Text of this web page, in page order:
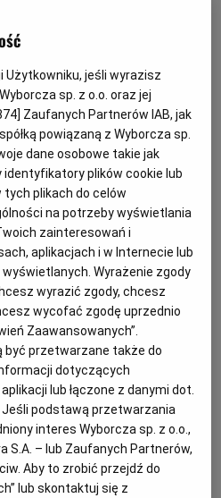
z dnia 29 stycznia
publicznych, który
zastosowanie
- ceny realizacji
w sytuacji gdy
jest powszechnie
standardy
kryterium przy
dyspozycja art.
praktyce skutkuje
możliwości
ceny jako
ofert.
art. 91 ust. 2a
Użytkowniku, jeśli wyrazisz
sp. z o.o. oraz jej
] Zaufanych Partnerów IAB, jak
powiązaną z Wyborcza sp.
dane osobowe takie jak
identyfikatory plików cookie lub
plikach do celów
na potrzeby wyświetlania
zainteresowań i
aplikacjach i w Internecie lub
Wyrażenie zgody
wyrazić zgody, chcesz
wycofać zgodę uprzednio
Zaawansowanych”.
być przetwarzane także do
dotyczących
lub łączone z danymi dot.
Jeśli podstawą przetwarzania
interes Wyborcza sp. z o.o.,
S.A. – lub Zaufanych Partnerów,
Aby to zrobić przejdź do
lub skontaktuj się z